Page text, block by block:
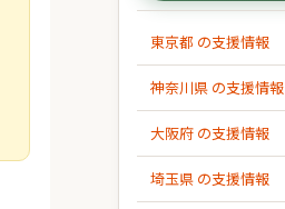
東京都 の支援情報
神奈川県 の支援情報
大阪府 の支援情報
埼玉県 の支援情報